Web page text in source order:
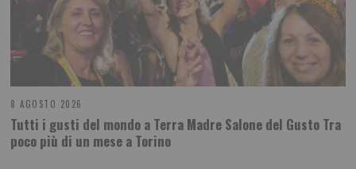
8 AGOSTO 2026
Tutti i gusti del mondo a Terra Madre Salone del Gusto Tra
poco più di un mese a Torino